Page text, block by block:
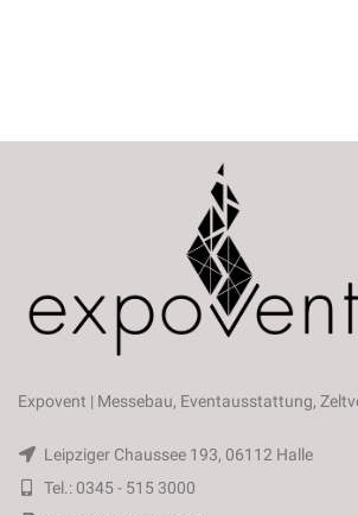
Expovent | Messebau, Eventausstattung,
Leipziger Chaussee 193, 06112 Halle
Tel.: 0345 - 515 3000